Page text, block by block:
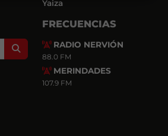
Yaiza
Search
FRECUENCIAS
RADIO NERVIÓN
88.0 FM
MERINDADES
107.9 FM